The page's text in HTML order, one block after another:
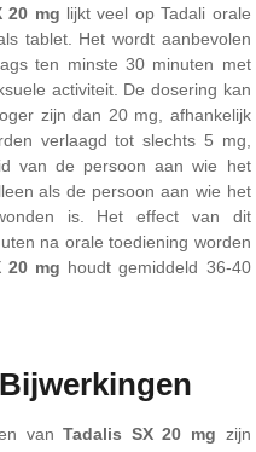
20 mg lijkt veel op Tadali orale
tablet. Het wordt aanbevolen
ten minste 30 minuten met
activiteit. De dosering kan
zijn dan 20 mg, afhankelijk
verlaagd tot slechts 5 mg,
van de persoon aan wie het
als de persoon aan wie het
is. Het effect van dit
na orale toediening worden
20 mg houdt gemiddeld 36-40
vanTadalis SX 20 mg zijn